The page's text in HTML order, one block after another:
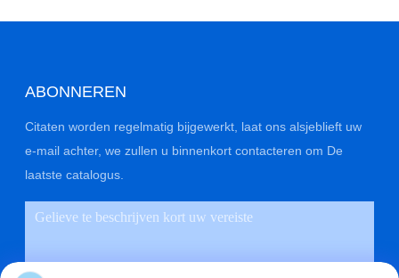
ABONNEREN
Citaten worden regelmatig bijgewerkt, laat ons alsjeblieft uw
e-mail achter, we zullen u binnenkort contacteren om De
laatste catalogus.